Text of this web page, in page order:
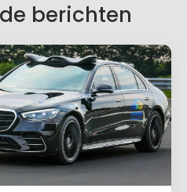
berichten